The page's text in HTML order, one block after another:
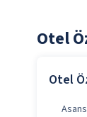
Otel
Otel